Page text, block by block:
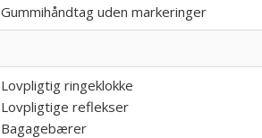
Gummihåndtag uden markeringer
Lovpligtig ringeklokke
Lovpligtige reflekser
Bagagebærer